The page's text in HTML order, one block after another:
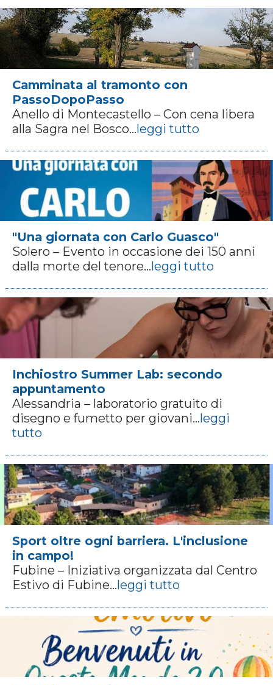
Camminata al tramonto con
PassoDopoPasso
Anello di Montecastello – Con cena libera
alla Sagra nel Bosco...leggi tutto
"Una giornata con Carlo Guasco"
Solero – Evento in occasione dei 150 anni
dalla morte del tenore...leggi tutto
Inchiostro Summer Lab: secondo
appuntamento
Alessandria – laboratorio gratuito di
disegno e fumetto per giovani...leggi
tutto
Sport oltre ogni barriera. L'inclusione
in campo!
Fubine – Iniziativa organizzata dal Centro
Estivo di Fubine...leggi tutto